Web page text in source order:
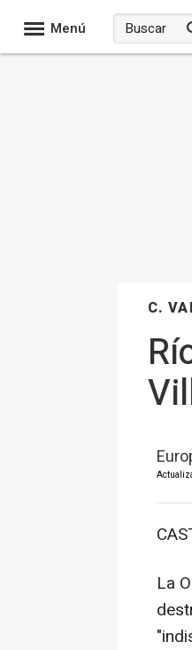
Menú
C.
La